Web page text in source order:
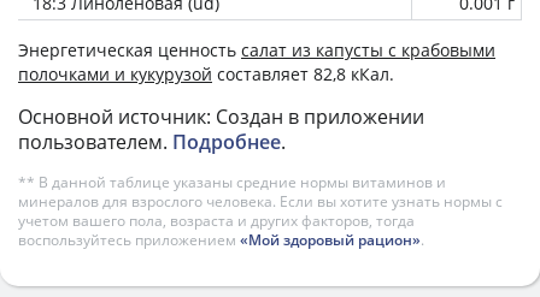
Энергетическая ценность салат из капусты с крабовыми
полочками и кукурузой составляет 82,8 кКал.
Основной источник: Создан в приложении
пользователем. Подробнее.
** В данной таблице указаны средние нормы витаминов и
минералов для взрослого человека. Если вы хотите узнать нормы с
учетом вашего пола, возраста и других факторов, тогда
воспользуйтесь приложением «Мой здоровый рацион».